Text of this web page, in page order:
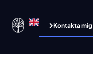
Kontakta mig